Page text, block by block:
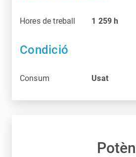
Hores de treball 1 259h
Condició
Consum Usat